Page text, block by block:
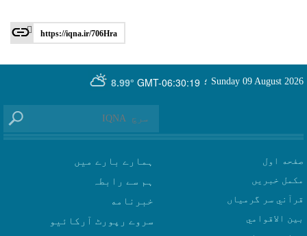
https://iqna.ir/706Hra
GMT-06:30:19
8.99° Sunday 09 August 2026 ؛
صفحه اول
مکمل خبریں
قرآني سر گرمياں
بين الاقوامي
ہمارے بارے میں
ہم سے رابطہ
سروے رپورٹ آرکائیو